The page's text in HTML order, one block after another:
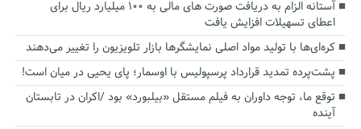
آستانه الزام به دریافت صورت های مالی به ۱۰۰ میلیارد ریال برای
اعطای تسهیلات افزایش یافت
کره‌ای‌ها با تولید مواد اصلی نمایشگرها بازار تلویزیون را تغییر می‌دهند
پشت‌پرده تمدید قرارداد پرسپولیس با اوسمار؛ پای یحیی در میان است!
توقع ما، توجه داوران به فیلم مستقل «بیلبورد» بود /اکران در تابستان
آینده